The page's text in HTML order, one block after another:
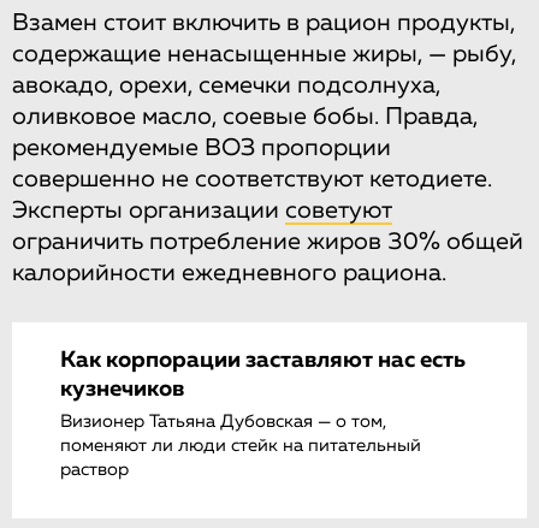
Взамен стоит включить в рацион продукты,
содержащие ненасыщенные жиры, — рыбу,
авокадо, орехи, семечки подсолнуха,
оливковое масло, соевые бобы. Правда,
рекомендуемые ВОЗ пропорции
совершенно не соответствуют кетодиете.
Эксперты организации советуют
ограничить потребление жиров 30% общей
калорийности ежедневного рациона.
Как корпорации заставляют нас есть
кузнечиков
Визионер Татьяна Дубовская — о том,
поменяют ли люди стейк на питательный
раствор